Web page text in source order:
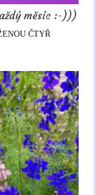
měsíc :-)))
ČTYŘ